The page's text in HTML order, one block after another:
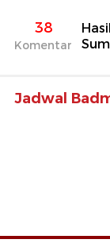
38
Komentar
Jadwal